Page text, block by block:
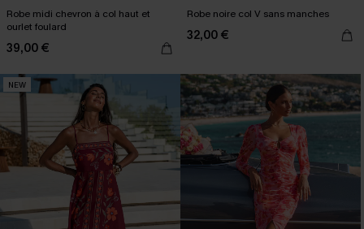
Robe midi chevron à col haut et
ourlet foulard
39,00 €
Robe noire col V sans manches
32,00 €
NEW